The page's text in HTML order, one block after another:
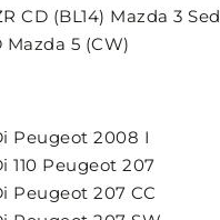
CD (BL14) Mazda 3
Mazda 5 (CW)
Peugeot 2008 I
110 Peugeot 207
Peugeot 207 CC